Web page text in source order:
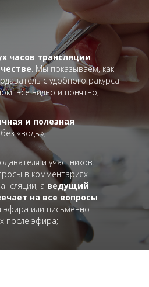
часов трансляции
. Мы показываем, как
с удобного ракурса
все видно и понятно;
и полезная
без «воды»;
и участников.
в комментариях
а ведущий
на все вопросы
эфира или письменно
после эфира;